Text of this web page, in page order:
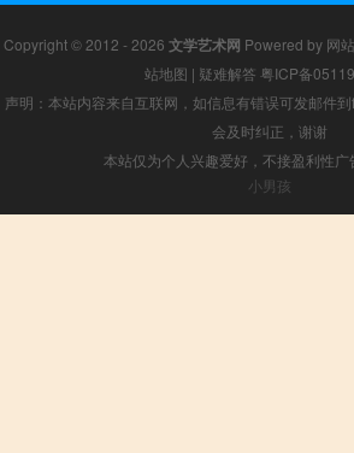
Copyright © 2012 - 2026 文学艺术网 Powered by 网
站地图 | 疑难解答 粤ICP备
声明：本站内容来自互联网，如信息有错误可发邮件
会及时纠正，谢谢
本站仅为个人兴趣爱好，不接盈利性广
小男孩